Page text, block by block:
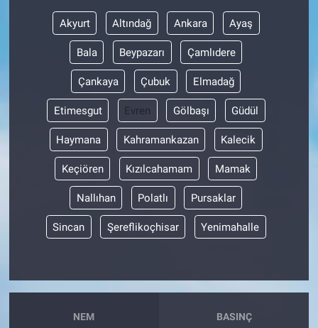
Akyurt Altındağ Ankara Ayaş
Bala Beypazarı Çamlıdere
Çankaya Çubuk Elmadağ
Etimesgut Evren Gölbaşı Güdül
Haymana Kahramankazan Kalecik
Keçiören Kızılcahamam Mamak
Nallıhan Polatlı Pursaklar
Sincan Şereflikoçhisar Yenimahalle
NEM BASINÇ
Bilim ve Teknoloji